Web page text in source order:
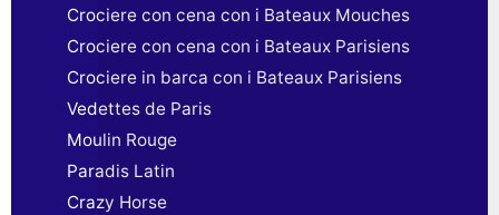
Crociere con cena con i Bateaux Mouches
Crociere con cena con i Bateaux Parisiens
Crociere in barca con i Bateaux Parisiens
Vedettes de Paris
Moulin Rouge
Paradis Latin
Crazy Horse